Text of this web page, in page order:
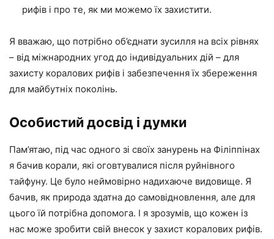
рифів і про те, як ми можемо їх захистити.
Я вважаю, що потрібно об’єднати зусилля на всіх рівнях
– від міжнародних угод до індивідуальних дій – для
захисту коралових рифів і забезпечення їх збереження
для майбутніх поколінь.
Особистий досвід і думки
Пам’ятаю, під час одного зі своїх занурень на Філіппінах
я бачив корали, які оговтувалися після руйнівного
тайфуну. Це було неймовірно надихаюче видовище. Я
бачив, як природа здатна до самовідновлення, але для
цього їй потрібна допомога. І я зрозумів, що кожен із
нас може зробити свій внесок у захист коралових рифів.